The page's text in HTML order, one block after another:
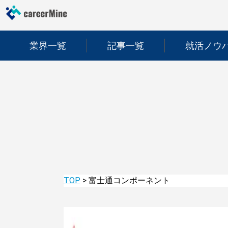
業界一覧 記事一覧 就活ノウ
TOP> 富士通コンポーネント